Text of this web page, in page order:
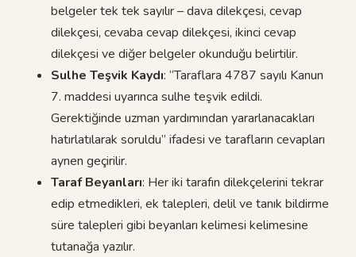
belgeler tek tek sayılır – dava dilekçesi, cevap
dilekçesi, cevaba cevap dilekçesi, ikinci cevap
dilekçesi ve diğer belgeler okunduğu belirtilir.
Sulhe Teşvik Kaydı: “Taraflara 4787 sayılı Kanun
7. maddesi uyarınca sulhe teşvik edildi.
Gerektiğinde uzman yardımından yararlanacakları
hatırlatılarak soruldu” ifadesi ve tarafların cevapları
aynen geçirilir.
Taraf Beyanları: Her iki tarafın dilekçelerini tekrar
edip etmedikleri, ek talepleri, delil ve tanık bildirme
süre talepleri gibi beyanları kelimesi kelimesine
tutanağa yazılır.